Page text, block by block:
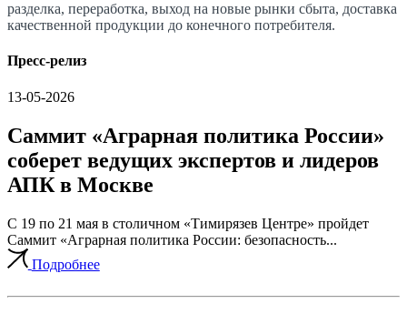
разделка, переработка, выход на новые рынки сбыта, доставка
качественной продукции до конечного потребителя.
Пресс-релиз
13-05-2026
Саммит «Аграрная политика России»
соберет ведущих экспертов и лидеров
АПК в Москве
С 19 по 21 мая в столичном «Тимирязев Центре» пройдет
Саммит «Аграрная политика России: безопасность...
Подробнее